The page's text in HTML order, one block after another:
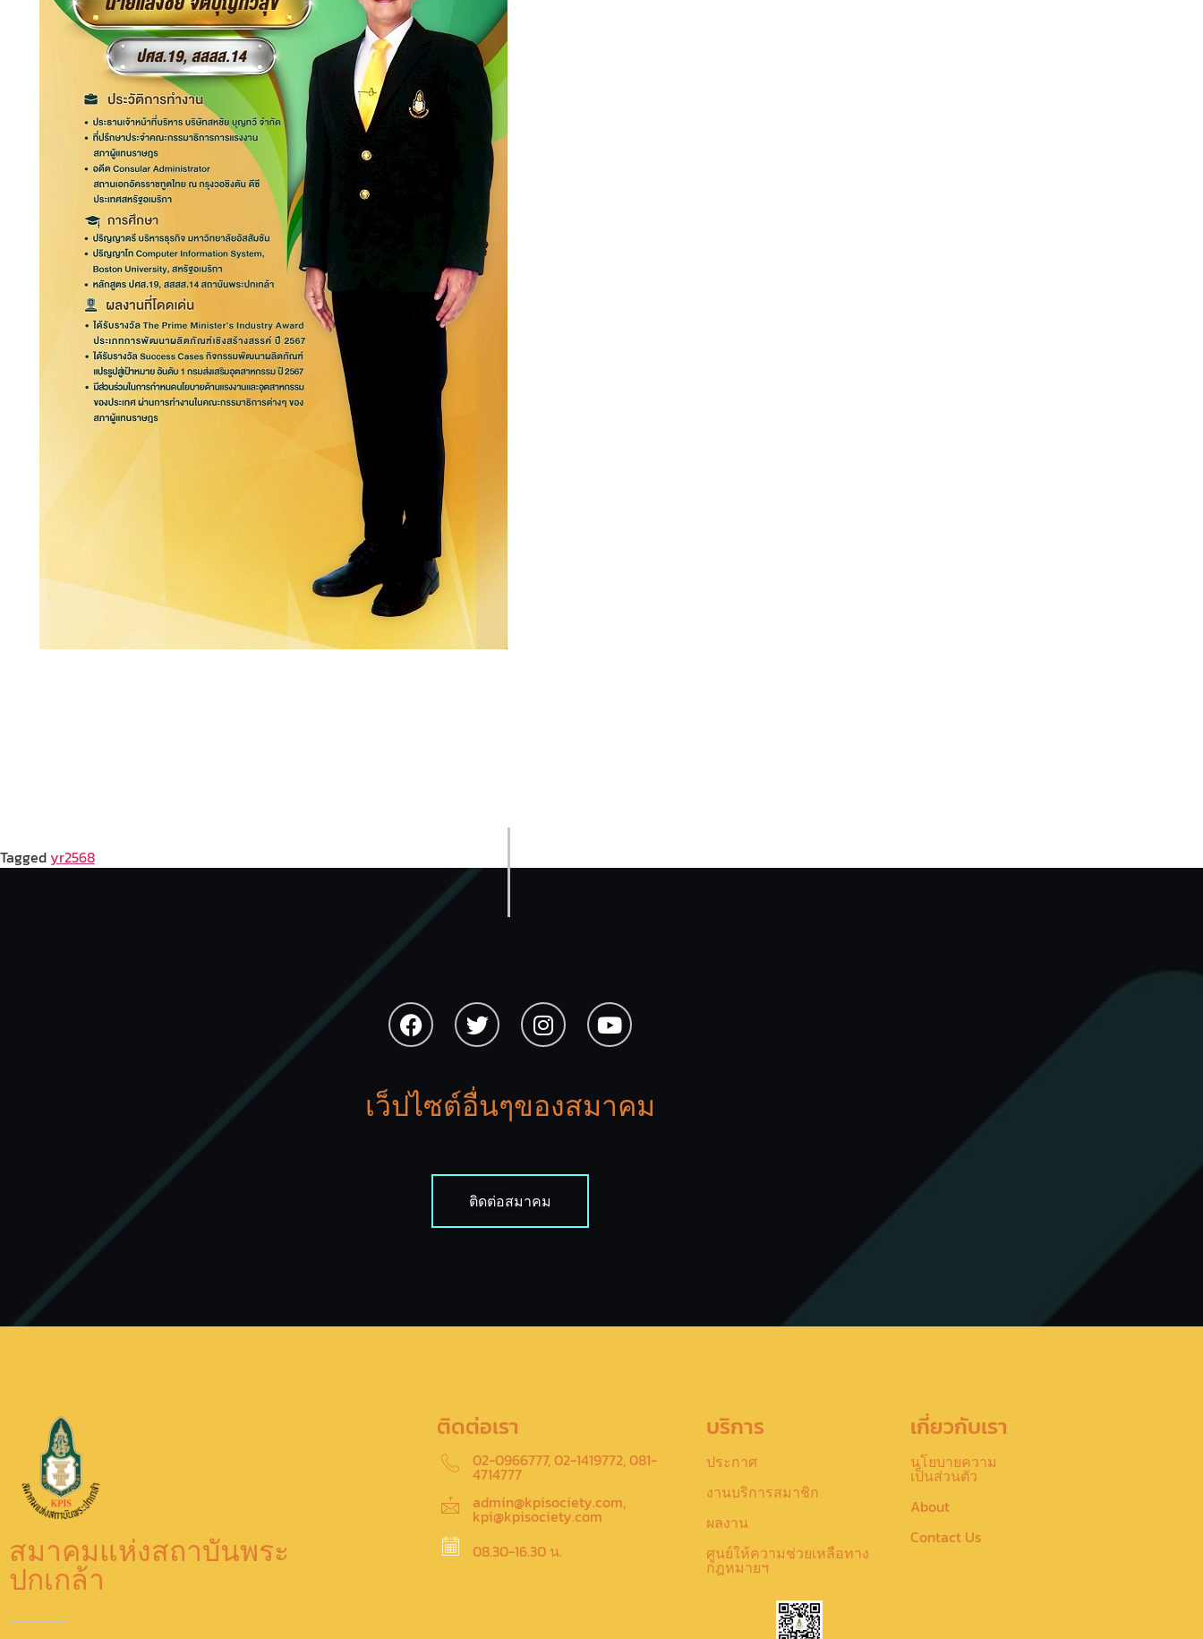
Taggedyr2568
เว็ปไซต์อื่นๆของสมาคม
ติดต่อสมาคม
สมาคมแห่งสถาบันพระ
ปกเกล้า
ติดต่อเรา
02-0966777, 02-1419772, 081-
4714777
admin@kpisociety.com,
kpi@kpisociety.com
08.30-16.30 น.
บริการ
ประกาศ
งานบริการสมาชิก
ผลงาน
ศูนย์ให้ความช่วยเหลือทาง
กฎหมายฯ
เกี่ยวกับเรา
นโยบายความ
เป็นส่วนตัว
About
Contact Us